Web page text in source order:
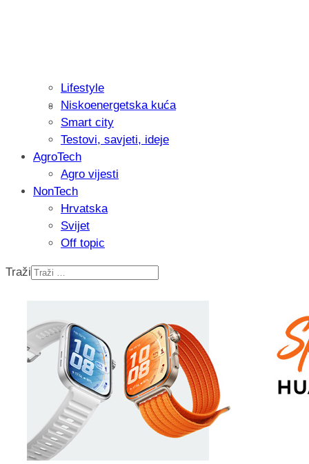
Isprobali smo: Thermostar
Lifestyle
Niskoenergetska kuća
Smart city
Testovi, savjeti, ideje
AgroTech
Agro vijesti
NonTech
Hrvatska
Svijet
Off topic
Traži